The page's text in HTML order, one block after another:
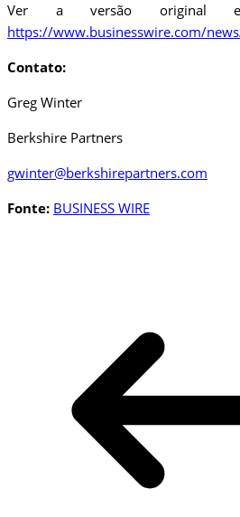
Ver a versão original em
https://www.businesswire.com/
Contato:
Greg Winter
Berkshire Partners
gwinter@berkshirepartners.com
Fonte: BUSINESS WIRE